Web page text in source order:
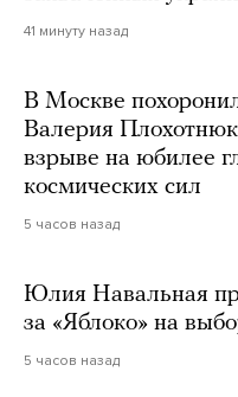
41 минуту назад
В Москве
Валерия
взрыве на юбилее
космических сил
5 часов назад
Юлия Навальная
за «Яблоко» на
5 часов назад